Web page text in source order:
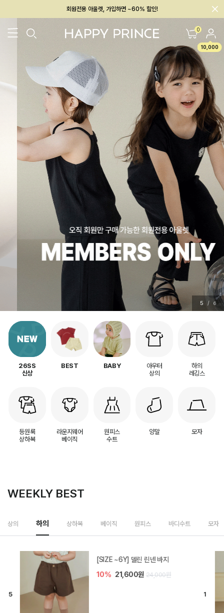
회원전용 아울렛, 가입하면 ~60% 할인!
멤버십 최대 28,000원 혜택 0
10,000
BEST BABY[6~12M] 아우터/상의 하의/레깅스
5 / 6
26SS
신상
BEST BABY
아우터
상의
하의
레깅스
등원룩
상하복
라운지웨어
베이직
원피스
수트
양말 모자
WEEKLY BEST
상의 하의 상하복 베이직 원피스 바디수트 모자
[SIZE ~6Y] 델린 린넨 바지
10% 21,600원 24,000원